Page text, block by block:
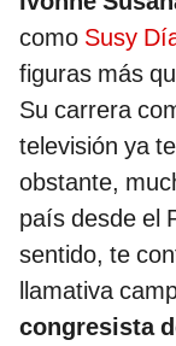
como Susy
figuras más
Su carrera
televisión ya
obstante,
país desde el
sentido, te
llamativa
congresista